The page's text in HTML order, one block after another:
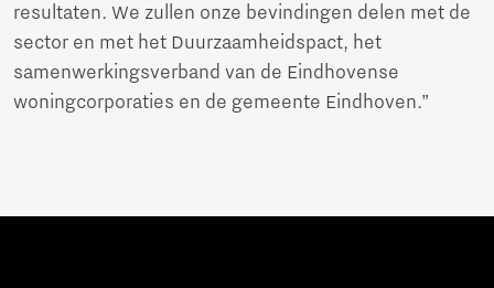
resultaten. We zullen onze bevindingen delen met de
sector en met het Duurzaamheidspact, het
samenwerkingsverband van de Eindhovense
woningcorporaties en de gemeente Eindhoven.”